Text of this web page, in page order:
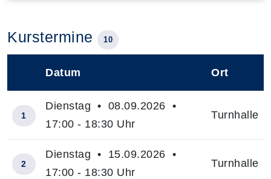
Kurstermine 10
Datum Ort
1
Dienstag • 08.09.2026 •
17:00 - 18:30 Uhr
Turnhalle
2
Dienstag • 15.09.2026 •
17:00 - 18:30 Uhr
Turnhalle